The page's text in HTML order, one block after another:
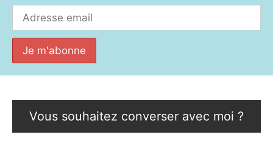
Vous souhaitez converser avec moi ?